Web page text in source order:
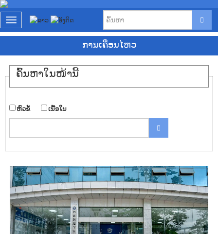
T
o
l
e
a
i
g
o
ການ​ເຄື່ອນ​ໄຫວ
ຄົ້ນ​ຫາ​ໃນ​ໜ້ານີ້
​ຫົວ​ຂໍ້ ​ເນື້ອ​ໃນ